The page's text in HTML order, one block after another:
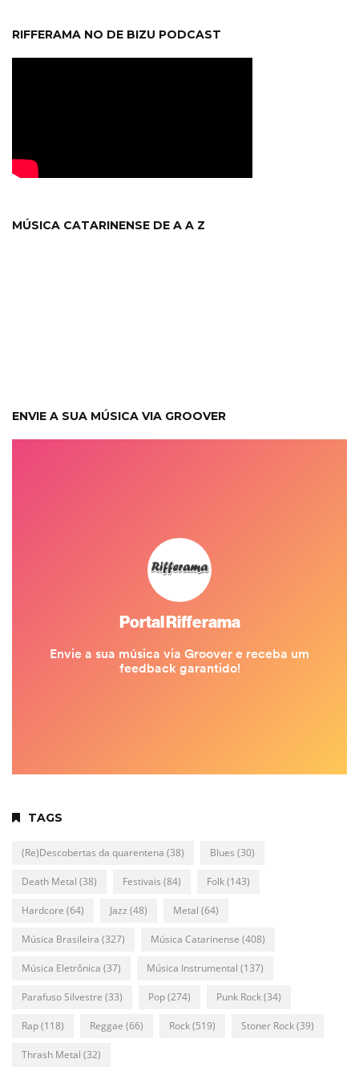
RIFFERAMA NO DE BIZU PODCAST
MÚSICA CATARINENSE DE A A Z
ENVIE A SUA MÚSICA VIA GROOVER
TAGS
(Re)Descobertas da quarentena (38) Blues (30)
Death Metal (38) Festivais (84) Folk(143)
Hardcore (64) Jazz (48) Metal (64)
Música Brasileira (327) Música Catarinense (408)
Música Eletrônica (37) Música Instrumental (137)
Parafuso Silvestre (33) Pop(274) Punk Rock(34)
Rap(118) Reggae (66) Rock(519) Stoner Rock(39)
Thrash Metal (32)